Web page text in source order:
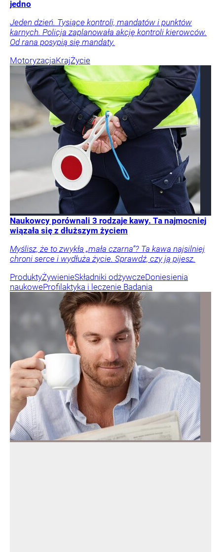
jedno
Jeden dzień. Tysiące kontroli, mandatów i punktów
karnych. Policja zaplanowała akcję kontroli kierowców.
Od rana posypią się mandaty.
MotoryzacjaKrajŻycie
Naukowcy porównali 3 rodzaje kawy. Ta najmocniej
wiązała się z dłuższym życiem
Myślisz, że to zwykła „mała czarna”? Ta kawa najsilniej
chroni serce i wydłuża życie. Sprawdź, czy ją pijesz.
ProduktyŻywienieSkładniki odżywczeDoniesienia
naukoweProfilaktyka i leczenie Badania